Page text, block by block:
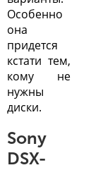
Особенно
она
придется
кстати тем,
кому не
нужны
диски.
Sony
DSX-